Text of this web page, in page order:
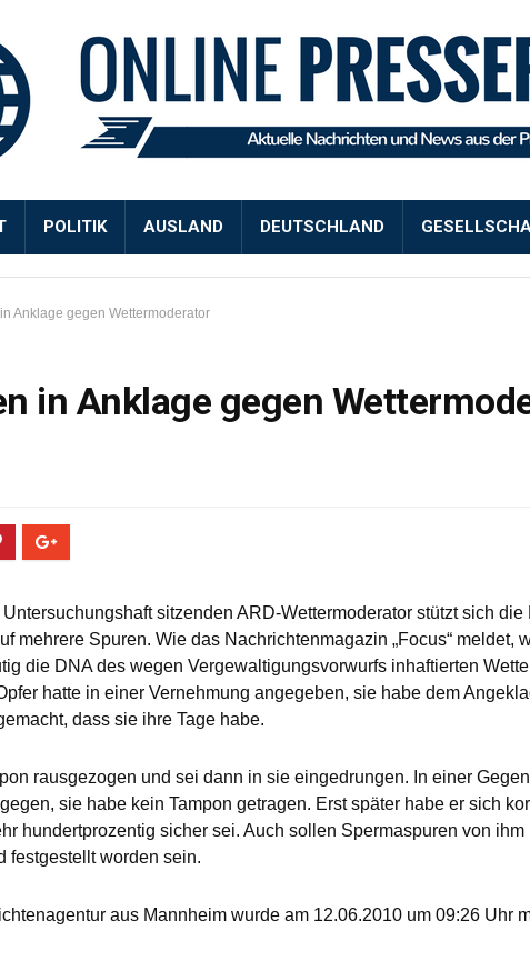
POLITIK AUSLAND DEUTSCHLAND
Anklage gegen Wettermoderator
in Anklage gegen
sitzenden ARD-Wettermoderator stützt sich die
mehrere Spuren. Wie das Nachrichtenmagazin „Focus“ meldet,
die DNA des wegen Vergewaltigungsvorwurfs inhaftierten
hatte in einer Vernehmung angegeben, sie habe dem
dass sie ihre Tage habe.
rausgezogen und sei dann in sie eingedrungen. In einer
sie habe kein Tampon getragen. Erst später habe er sich
hundertprozentig sicher sei. Auch sollen Spermaspuren von ihm
festgestellt worden sein.
aus Mannheim wurde am 12.06.2010 um 09:26 Uhr